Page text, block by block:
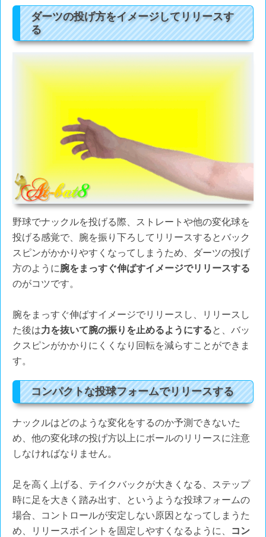
ダーツの投げ方をイメージしてリリースす
る
野球でナックルを投げる際、ストレートや他の変化球を
投げる感覚で、腕を振り下ろしてリリースするとバック
スピンがかかりやすくなってしまうため、ダーツの投げ
方のように腕をまっすぐ伸ばすイメージでリリースする
のがコツです。
腕をまっすぐ伸ばすイメージでリリースし、リリースし
た後は力を抜いて腕の振りを止めるようにすると、バッ
クスピンがかかりにくくなり回転を減らすことができま
す。
コンパクトな投球フォームでリリースする
ナックルはどのような変化をするのか予測できないた
め、他の変化球の投げ方以上にボールのリリースに注意
しなければなりません。
足を高く上げる、テイクバックが大きくなる、ステップ
時に足を大きく踏み出す、というような投球フォームの
場合、コントロールが安定しない原因となってしまうた
め、リリースポイントを固定しやすくなるように、 コン